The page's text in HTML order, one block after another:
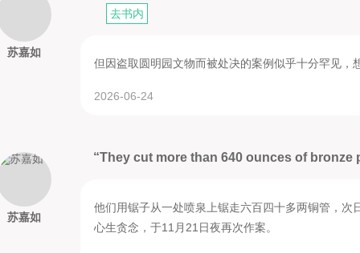
苏嘉如
去书内
但因盗取圆明园文物而被处决的案例似乎十分罕见
2026-06-24
苏嘉如
“They cut more than 640 ounces of bronze
他们用锯子从一处喷泉上锯走六百四十多两铜管，
心生贪念，于11月21日夜再次作案。